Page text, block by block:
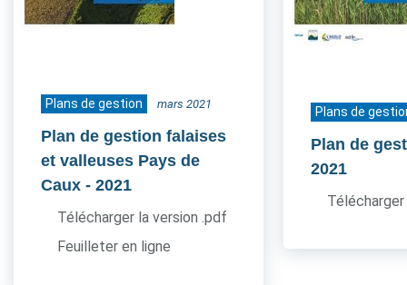
Plans de gestion mars 2021
Plan de gestion falaises
et valleuses Pays de
Caux - 2021
Télécharger la version .pdf
Feuilleter en ligne
Plans de
Plan de
2021